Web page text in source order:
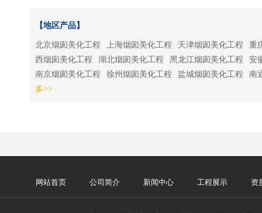
【地区产品】
北京烟囱美化工程 上海烟囱美化工程 天津烟囱美化工程
重
西烟囱美化工程
湖北烟囱美化工程 黑龙江烟囱美化工程
安
南京烟囱美化工程
徐州烟囱美化工程 盐城烟囱美化工程
南
多>>
网站首页 公司简介 新闻中心 工程展示 资